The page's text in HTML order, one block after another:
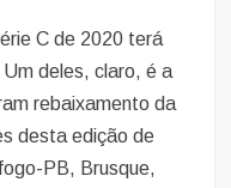
C de 2020 terá
deles, claro, é a
rebaixamento da
desta edição de
PB, Brusque,